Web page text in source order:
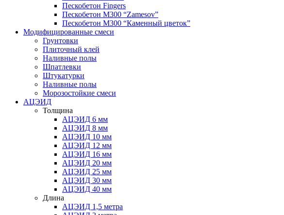
Пескобетон Fingers
Пескобетон М300 “Zamesov”
Пескобетон М300 “Каменный цветок”
Модифицированные смеси
Грунтовки
Плиточный клей
Наливные полы
Шпатлевки
Штукатурки
Наливные полы
Морозостойкие смеси
АЦЭИД
Толщина
АЦЭИД 6 мм
АЦЭИД 8 мм
АЦЭИД 10 мм
АЦЭИД 12 мм
АЦЭИД 16 мм
АЦЭИД 20 мм
АЦЭИД 25 мм
АЦЭИД 30 мм
АЦЭИД 40 мм
Длина
АЦЭИД 1,5 метра